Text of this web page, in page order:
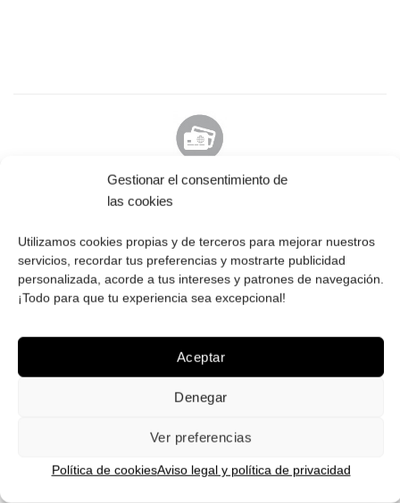
Gestionar el consentimiento de
las cookies
Utilizamos cookies propias y de terceros para mejorar nuestros
servicios, recordar tus preferencias y mostrarte publicidad
personalizada, acorde a tus intereses y patrones de navegación.
¡Todo para que tu experiencia sea excepcional!
Aceptar
Denegar
Ver preferencias
Política de cookiesAviso legal y política de privacidad
PAGO SEGURO
reembolso.
ENVÍOS GRATIS
Envíos gratuitos.Consulta aquítoda la info relativa a envíos.
We ship to all EU countries.